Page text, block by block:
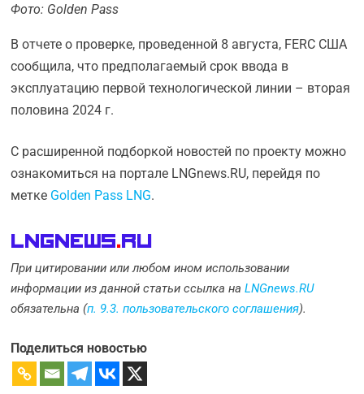
Фото: Golden Pass
В отчете о проверке, проведенной 8 августа, FERC США
сообщила, что предполагаемый срок ввода в
эксплуатацию первой технологической линии – вторая
половина 2024 г.
С расширенной подборкой новостей по проекту можно
ознакомиться на портале LNGnews.RU, перейдя по
метке Golden Pass LNG.
LNGnews. Ru
При цитировании или любом ином использовании
информации из данной статьи ссылка наLNGnews.RU
обязательна (п. 9.3. пользовательского соглашения).
Поделиться новостью